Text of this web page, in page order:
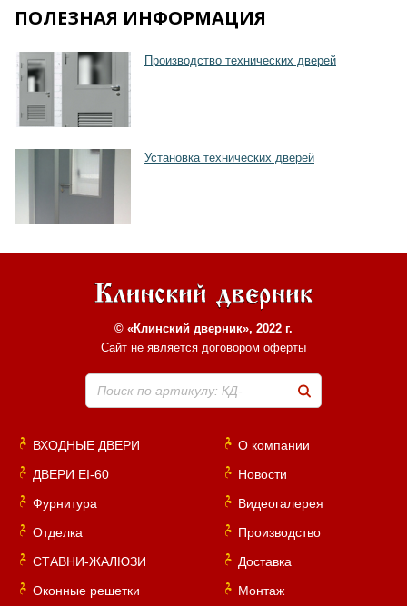
Хочу такую
ПОЛЕЗНАЯ ИНФОРМАЦИЯ
Производство технических дверей
Установка технических дверей
© «Клинский дверник», 2022 г.
Сайт не является договором оферты
Поиск по артикулу: КД-
ВХОДНЫЕ ДВЕРИ
ДВЕРИ EI-60
Фурнитура
Отделка
СТАВНИ-ЖАЛЮЗИ
Оконные решетки
О компании
Новости
Видеогалерея
Производство
Доставка
Монтаж